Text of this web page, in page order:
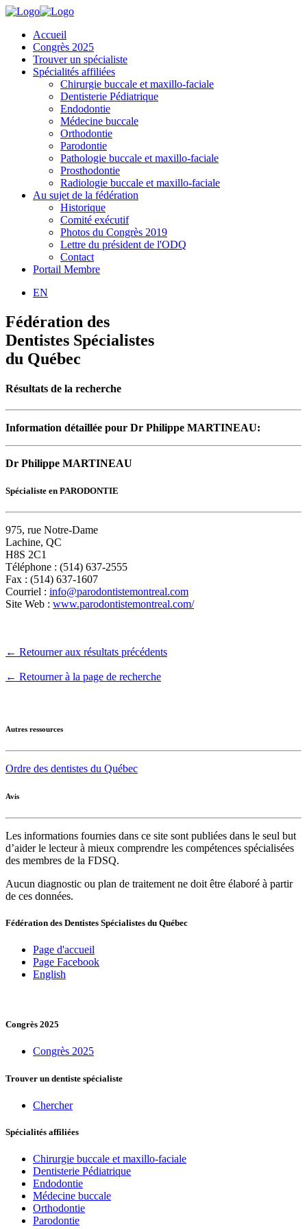
Accueil
Congrès 2025
Trouver un spécialiste
Spécialités affiliées
Chirurgie buccale et maxillo-faciale
Dentisterie Pédiatrique
Endodontie
Médecine buccale
Orthodontie
Parodontie
Pathologie buccale et maxillo-faciale
Prosthodontie
Radiologie buccale et maxillo-faciale
Au sujet de la fédération
Historique
Comité exécutif
Photos du Congrès 2019
Lettre du président de l'ODQ
Contact
Portail Membre
EN
Fédération des
Dentistes Spécialistes
du Québec
Résultats de la recherche
Information détaillée pour Dr Philippe MARTINEAU:
Dr Philippe MARTINEAU
Spécialiste en PARODONTIE
975, rue Notre-Dame
Lachine, QC
H8S 2C1
Téléphone : (514) 637-2555
Fax : (514) 637-1607
Courriel : info@parodontistemontreal.com
Site Web : www.parodontistemontreal.com/
← Retourner aux résultats précédents
← Retourner à la page de recherche
Autres ressources
Ordre des dentistes du Québec
Avis
Les informations fournies dans ce site sont publiées dans le seul but
d’aider le lecteur à mieux comprendre les compétences spécialisées
des membres de la FDSQ.
Aucun diagnostic ou plan de traitement ne doit être élaboré à partir
de ces données.
Fédération des Dentistes Spécialistes du Québec
Page d'accueil
Page Facebook
English
Congrès 2025
Congrès 2025
Trouver un dentiste spécialiste
Chercher
Spécialités affiliées
Chirurgie buccale et maxillo-faciale
Dentisterie Pédiatrique
Endodontie
Médecine buccale
Orthodontie
Parodontie